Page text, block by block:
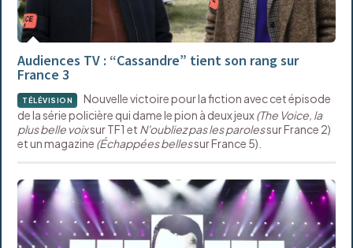
Audiences TV : “Cassandre” tient son rang sur
France 3
TÉLÉVISION
Nouvelle victoire pour la fiction avec cet épisode
de la série policière qui dame le pion à deux jeux(The Voice, la
plus belle voixsur TF1 et N'oubliez pas les parolessur France 2)
et un magazine (Échappées bellessur France 5).